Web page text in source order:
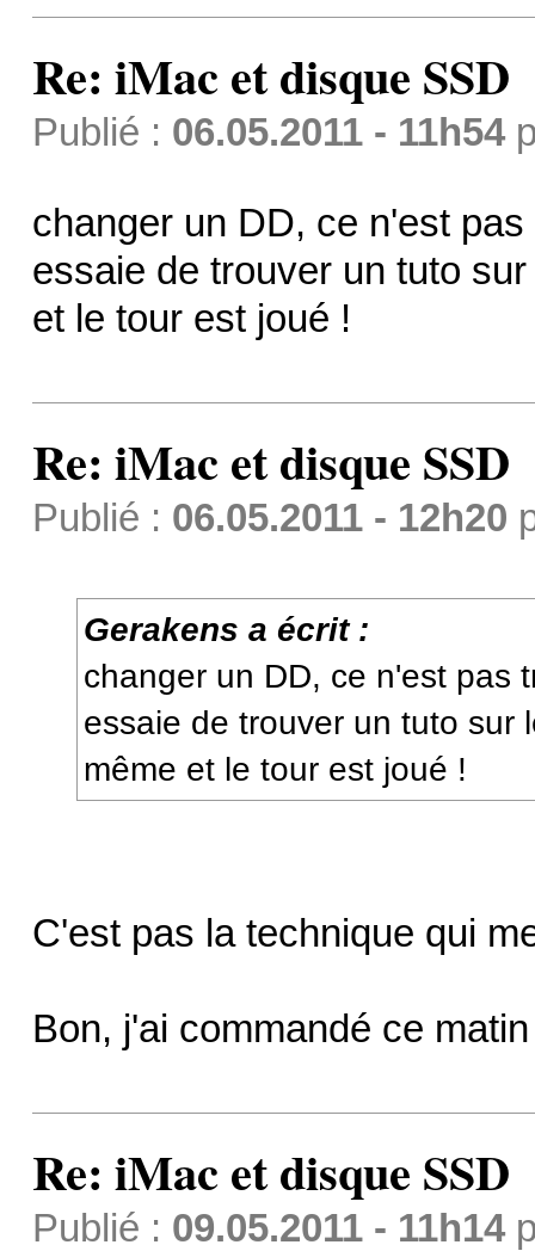
Re: iMac et disque SSD
Publié : 06.05.2011 - 11h54
changer un DD, ce n'est
essaie de trouver un tuto
et le tour est joué !
Re: iMac et disque SSD
Publié : 06.05.2011 - 12h20
Gerakens a écrit :
changer un DD, ce n'est pas
essaie de trouver un tuto sur
même et le tour est joué !
C'est pas la technique qui
Bon, j'ai commandé ce
Re: iMac et disque SSD
Publié : 09.05.2011 - 11h14